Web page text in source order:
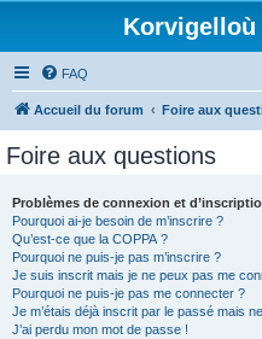
Korvigelloù
FAQ
Accueil du forum Foire aux
Foire aux questions
Problèmes de connexion et
Pourquoi ai-je besoin de m’inscrire ?
Qu’est-ce que la COPPA ?
Pourquoi ne puis-je pas m’inscrire ?
Je suis inscrit mais je ne peux pas me
Pourquoi ne puis-je pas me connecter ?
Je m’étais déjà inscrit par le passé mais
J’ai perdu mon mot de passe !